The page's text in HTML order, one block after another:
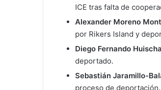
ICE tras falta de
Alexander Moreno
por Rikers Island y
Diego Fernando Huischa
deportado.
Sebastián Jaramillo-
proceso de deportación.